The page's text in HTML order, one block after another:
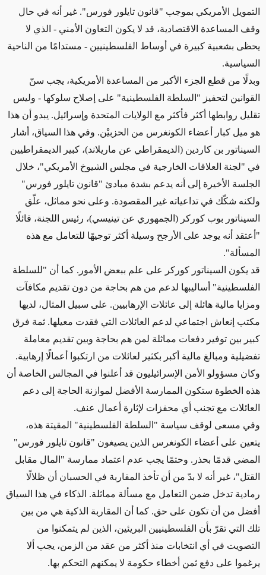
التمويل الأمريكي بموجب "قانون تايلور فورس". غير أنه في حال
وقف المساعدة الاقتصادية، قد لا يكون التعاون الأمني - الذي لا
يحظى بشعبية كبيرة في أوساط الفلسطينيين - مستدامًا من الناحية
السياسية.
وبدلًا من قطع الجزء الأكبر من المساعدة الأمريكية، يجب سنّ
القوانين لتحفيز "السلطة الفلسطينية" على إصلاح سلوكها - وليس
تقليل روابطها أكثر فأكثر مع الولايات المتحدة وإسرائيل. يبدو أن هذا
هو ميل كبار أعضاء الكونغرس من الحزبيْن. وفي هذا السياق، أشار
السيناتور بن كاردين (الديمقراطي عن ماريلاند)، كبير الديمقراطيين
في "لجنة العلاقات الخارجية في مجلس الشيوخ الأمريكي"، خلال
الجلسة الأخيرة إلى أنه يدعم بشدة مبادئ "قانون تايلور فورس"
ولكنه شكّك في تداعياته غير المقصودة. وعلى نحو مماثل، علّق
السيناتور بوب كوركر (الجمهوري عن تينيسي)، رئيس اللجنة، قائلًا
"أعتقد أنه يوجد على الأرجح وسيلة أكثر توجيهًا للتعامل مع هذه
المسألة".
قد يكون السيناتور كوركر على علم ببعض الأمور. كما أن "للسلطة
الفلسطينية" أساليبها لدعم من هم بحاجة من دون تقديم مكافآت
ومزايا مالية هائلة إلى عائلات الإرهابيين. على سبيل المثال، لديها
مكتب إنعاش اجتماعي لدعم العائلات التي فقدت معيلها. ثمة فرق
كبير بين توفير دفعات مماثلة لمن هم بحاجة وبين تقديم معاملة
تفضيلية ومبالغ مالية أكبر بكثير لعائلات من ارتكبوا أعمالًا إرهابية.
وكان مسؤولو الأمن الإسرائيليون قد أعلنوا في المجالس الخاصة أن
هذه الخطوة ستكون الممارسة الأفضل لموازنة الحاجة إلى دعم
العائلات مع تجنب أي محفزات لإثارة أعمال عنف.
وفي مسعى لوقف سياسة "السلطة الفلسطينية" المقيتة هذه،
يتعين على أعضاء الكونغرس الذين يصيغون "قانون تايلور فورس"
المضي قدمًا بحذر. وحتمًا يجب عدم اعتماد ممارسة "المال مقابل
القتل"، غير أنه لا بدّ من أن تأخذ المقاربة في الحسبان أن ظلالًا
رمادية تدخل ضمن التعامل مع مسألة مماثلة. الذكاء في هذا السياق
أفضل من أن تكون على حق. كما أن المقاربة الذكية هي من بين
تلك التي تقرّ بأن الفلسطينيين البريئين، الذين لم يتمكنوا من
التصويت في أي انتخابات منذ أكثر من عقد من الزمن، يجب ألا
يرغموا على دفع ثمن أخطاء حكومة لا يمكنهم التحكم بها.